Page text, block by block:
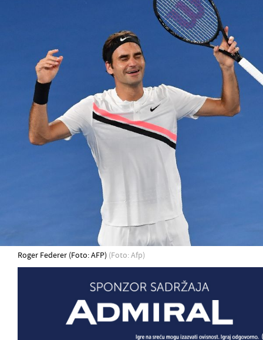
Roger Federer (Foto: AFP) (Foto: Afp)